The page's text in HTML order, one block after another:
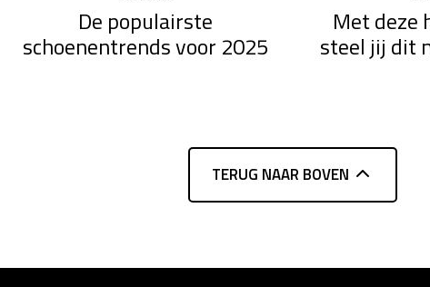
De populairste
schoenentrends voor 2025
Met deze
steel jij dit
TERUG NAAR BOVEN